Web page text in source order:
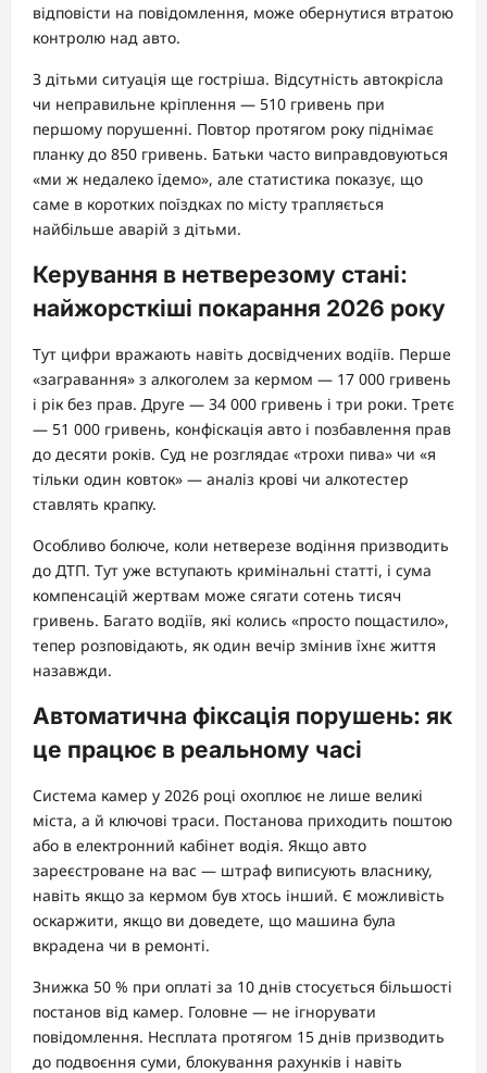
відповісти на повідомлення, може обернутися втратою
контролю над авто.
З дітьми ситуація ще гостріша. Відсутність автокрісла
чи неправильне кріплення — 510 гривень при
першому порушенні. Повтор протягом року піднімає
планку до 850 гривень. Батьки часто виправдовуються
«ми ж недалеко їдемо», але статистика показує, що
саме в коротких поїздках по місту трапляється
найбільше аварій з дітьми.
Керування в нетверезому стані:
найжорсткіші покарання 2026 року
Тут цифри вражають навіть досвідчених водіїв. Перше
«загравання» з алкоголем за кермом — 17 000 гривень
і рік без прав. Друге — 34 000 гривень і три роки. Третє
— 51 000 гривень, конфіскація авто і позбавлення прав
до десяти років. Суд не розглядає «трохи пива» чи «я
тільки один ковток» — аналіз крові чи алкотестер
ставлять крапку.
Особливо болюче, коли нетверезе водіння призводить
до ДТП. Тут уже вступають кримінальні статті, і сума
компенсацій жертвам може сягати сотень тисяч
гривень. Багато водіїв, які колись «просто пощастило»,
тепер розповідають, як один вечір змінив їхнє життя
назавжди.
Автоматична фіксація порушень: як
це працює в реальному часі
Система камер у 2026 році охоплює не лише великі
міста, а й ключові траси. Постанова приходить поштою
або в електронний кабінет водія. Якщо авто
зареєстроване на вас — штраф виписують власнику,
навіть якщо за кермом був хтось інший. Є можливість
оскаржити, якщо ви доведете, що машина була
вкрадена чи в ремонті.
Знижка 50 % при оплаті за 10 днів стосується більшості
постанов від камер. Головне — не ігнорувати
повідомлення. Несплата протягом 15 днів призводить
до подвоєння суми, блокування рахунків і навіть